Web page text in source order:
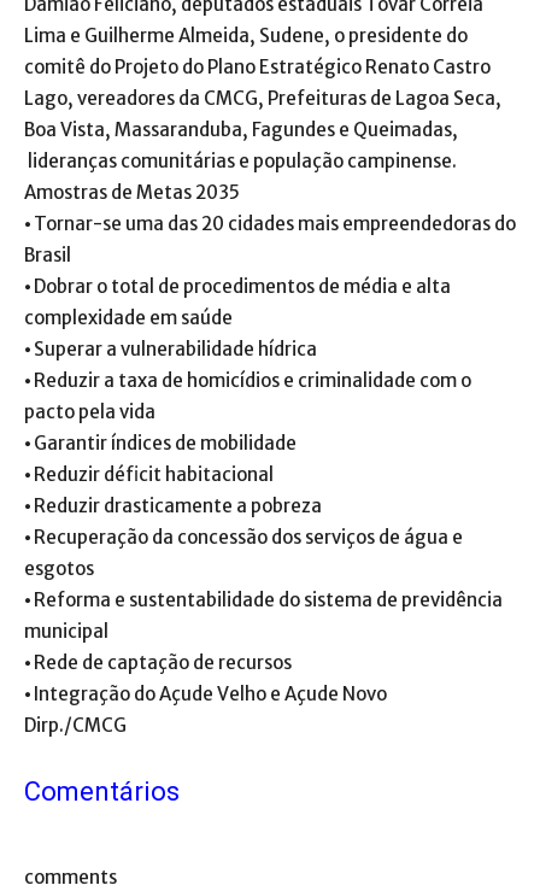
Damião Feliciano, deputados estaduais Tovar Correia
Lima e Guilherme Almeida, Sudene, o presidente do
comitê do Projeto do Plano Estratégico Renato Castro
Lago, vereadores da CMCG, Prefeituras de Lagoa Seca,
Boa Vista, Massaranduba, Fagundes e Queimadas,
lideranças comunitárias e população campinense.
Amostras de Metas 2035
⦁ Tornar-se uma das 20 cidades mais empreendedoras do
Brasil
⦁ Dobrar o total de procedimentos de média e alta
complexidade em saúde
⦁ Superar a vulnerabilidade hídrica
⦁ Reduzir a taxa de homicídios e criminalidade com o
pacto pela vida
⦁ Garantir índices de mobilidade
⦁ Reduzir déficit habitacional
⦁ Reduzir drasticamente a pobreza
⦁ Recuperação da concessão dos serviços de água e
esgotos
⦁ Reforma e sustentabilidade do sistema de previdência
municipal
⦁ Rede de captação de recursos
⦁ Integração do Açude Velho e Açude Novo
Dirp./CMCG
Comentários
comments